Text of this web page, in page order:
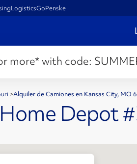
LogisticsGoPenske
more* with code:
>Alquiler de Camiones en Kansas City, MO
Depot